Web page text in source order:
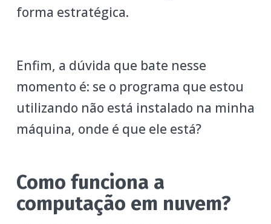
forma estratégica.
Enfim, a dúvida que bate nesse
momento é: se o programa que estou
utilizando não está instalado na minha
máquina, onde é que ele está?
Como funciona a
computação em nuvem?